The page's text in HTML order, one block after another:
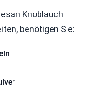
Knoblauch
benötigen Sie: